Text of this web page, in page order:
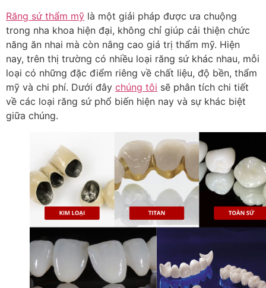
Răng sứ thẩm mỹ là một giải pháp được ưa chuộng
trong nha khoa hiện đại, không chỉ giúp cải thiện chức
năng ăn nhai mà còn nâng cao giá trị thẩm mỹ. Hiện
nay, trên thị trường có nhiều loại răng sứ khác nhau, mỗi
loại có những đặc điểm riêng về chất liệu, độ bền, thẩm
mỹ và chi phí. Dưới đây chúng tôi sẽ phân tích chi tiết
về các loại răng sứ phổ biến hiện nay và sự khác biệt
giữa chúng.